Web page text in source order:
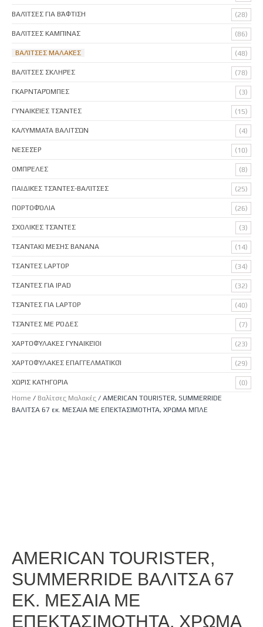
Home / Βαλίτσες Μαλακές / AMERICAN TOURISTER, SUMMERRIDE
ΒΑΛΙΤΣΑ 67 εκ. ΜΕΣΑΙΑ ΜΕ ΕΠΕΚΤΑΣΙΜΟΤΗΤΑ, ΧΡΩΜΑ ΜΠΛΕ
AMERICAN TOURISTER,
SUMMERRIDE ΒΑΛΙΤΣΑ 67
ΕΚ. ΜΕΣΑΙΑ ΜΕ
ΕΠΕΚΤΑΣΙΜΟΤΗΤΑ, ΧΡΩΜΑ
ΒΑΛΊΤΣΕΣ ΓΙΑ ΒΆΦΤΙΣΗ (28)
ΒΑΛΊΤΣΕΣ ΚΑΜΠΊΝΑΣ (86)
ΒΑΛΊΤΣΕΣ ΜΑΛΑΚΈΣ (48)
ΒΑΛΊΤΣΕΣ ΣΚΛΗΡΈΣ (78)
ΓΚΑΡΝΤΑΡΌΜΠΕΣ (3)
ΓΥΝΑΙΚΕΊΕΣ ΤΣΆΝΤΕΣ (15)
ΚΑΛΎΜΜΑΤΑ ΒΑΛΙΤΣΏΝ (4)
ΝΕΣΕΣΈΡ (10)
ΟΜΠΡΈΛΕΣ (8)
ΠΑΙΔΙΚΈΣ ΤΣΆΝΤΕΣ-ΒΑΛΊΤΣΕΣ (25)
ΠΟΡΤΟΦΌΛΙΑ (26)
ΣΧΟΛΙΚΈΣ ΤΣΆΝΤΕΣ (3)
ΤΣΑΝΤΑΚΙ ΜΕΣΗΣ BANANA (14)
ΤΣΑΝΤΕΣ LAPTOP (34)
ΤΣΑΝΤΕΣ ΓΙΑ IPAD (32)
ΤΣΆΝΤΕΣ ΓΙΑ LAPTOP (40)
ΤΣΆΝΤΕΣ ΜΕ ΡΌΔΕΣ (7)
ΧΑΡΤΟΦΎΛΑΚΕΣ ΓΥΝΑΙΚΕΊΟΙ (23)
ΧΑΡΤΟΦΎΛΑΚΕΣ ΕΠΑΓΓΕΛΜΑΤΙΚΟΊ (29)
ΧΩΡΊΣ ΚΑΤΗΓΟΡΊΑ (0)